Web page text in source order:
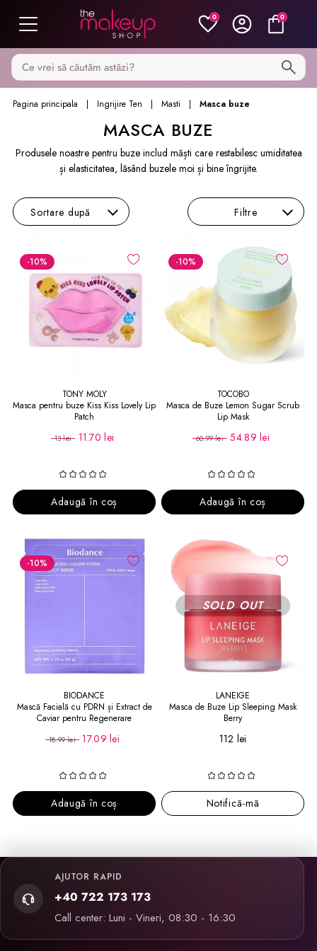
0 0
Caută pe MakeupShop
Pagina principala Ingrijire Ten Masti Masca buze
MASCA BUZE
Produsele noastre pentru buze includ măști care restabilesc umiditatea
și elasticitatea, lăsând buzele moi și bine îngrijite.
Sortare după Filtre
-10%
TONY MOLY
Masca pentru buze Kiss Kiss Lovely Lip
Patch
13 lei 11.70 lei
Adaugă în coș
-10%
TOCOBO
Masca de Buze Lemon Sugar Scrub
Lip Mask
60.99 lei 54.89 lei
Adaugă în coș
-10%
BIODANCE
Mască Facială cu PDRN și Extract de
Caviar pentru Regenerare
Mask
18.99 lei 17.09 lei
Adaugă în coș
LANEIGE
Masca de Buze Lip Sleeping Mask
Berry
112 lei
Notifică-mă
AJUTOR RAPID
+40 722 173 173
Call center: Luni - Vineri, 08:30 - 16:30